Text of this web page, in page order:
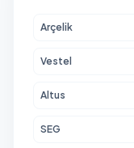
Arçelik
Vestel
Altus
SEG